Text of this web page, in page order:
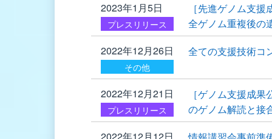
2023年1月5日
プレスリリース
［先進ゲノム支
全ゲノム重複後の
2022年12月26日
その他
全ての支援技術コ
2022年12月21日
プレスリリース
［ゲノム支援成
のゲノム解読と接